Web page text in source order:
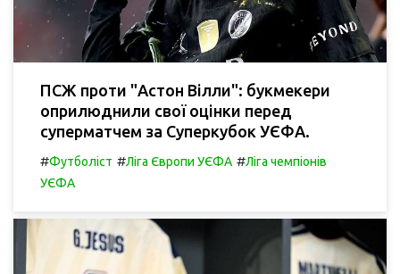
ПСЖ проти "Астон Вілли": букмекери
оприлюднили свої оцінки перед
суперматчем за Суперкубок УЄФА.
#Футболіст #Ліга Європи УЄФА #Ліга чемпіонів
УЄФА